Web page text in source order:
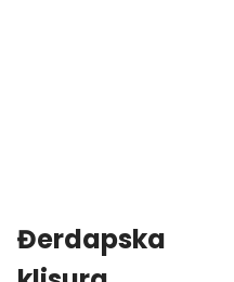
Đerdapska